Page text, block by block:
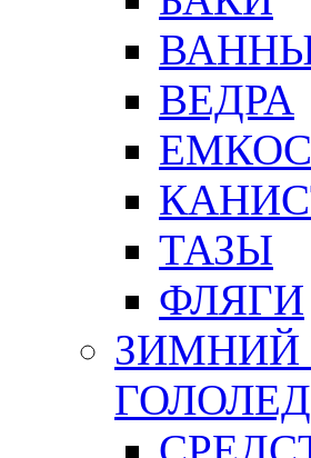
ВЕДРА
ТАЗЫ
ФЛЯГИ
ЗИМНИЙ